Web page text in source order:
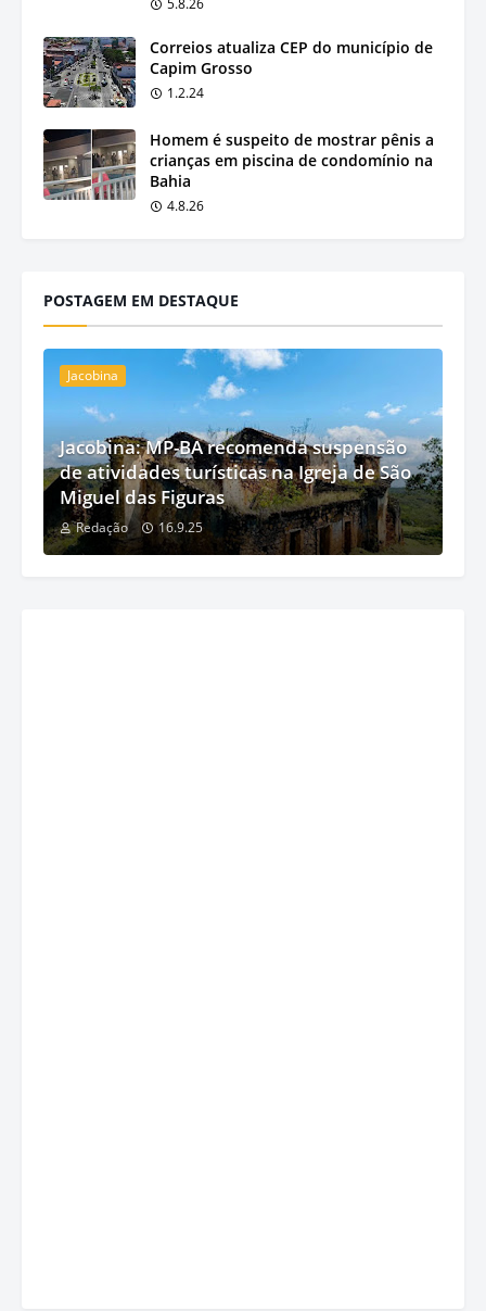
Correios atualiza CEP do município de
Capim Grosso
1.2.24
Homem é suspeito de mostrar pênis a
crianças em piscina de condomínio na
Bahia
4.8.26
POSTAGEM EM DESTAQUE
Jacobina
Jacobina: MP-BA recomenda suspensão
de atividades turísticas na Igreja de São
Miguel das Figuras
Redação 16.9.25